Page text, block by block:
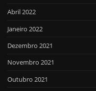
Abril 2022
Janeiro 2022
Dezembro 2021
Novembro 2021
Outubro 2021